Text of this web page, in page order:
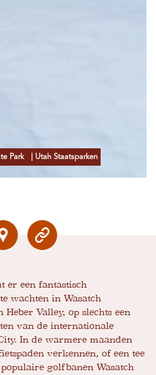
Park | Utah Staatsparken
er een fantastisch
wachten in Wasatch
Valley, op slechts een
van de internationale
In de warmere maanden
verkennen, of een tee
golfbanen Wasatch